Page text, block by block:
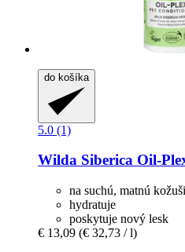
do košíka
5.0 (1)
Wilda Siberica Oil-​
na suchú, matnú
hydratuje
poskytuje nový lesk
€ 13,09 (€ 32,73 / l)